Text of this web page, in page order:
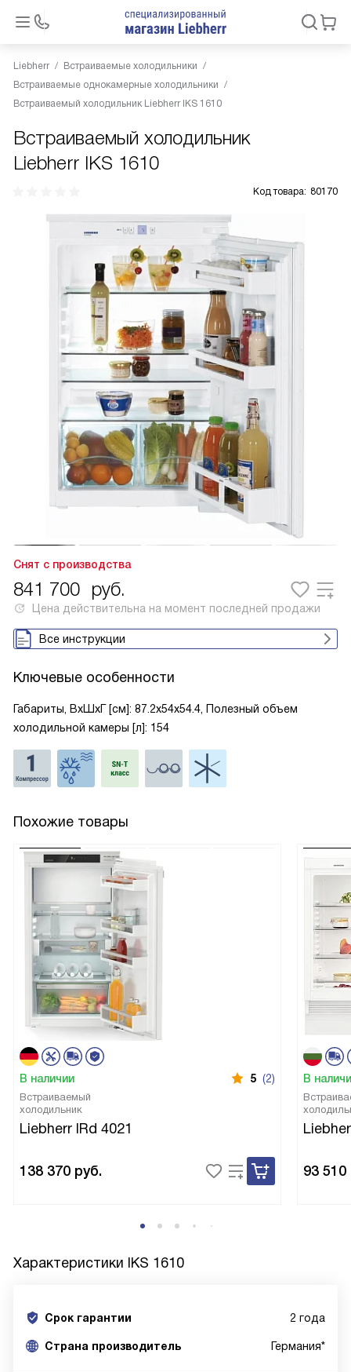
Liebherr
Встраиваемые холодильники
Встраиваемые однокамерные холодильники
Встраиваемый холодильник Liebherr IKS 1610
Встраиваемый холодильник
Liebherr IKS 1610
Код товара: 80170
Снят с производства
841 700 руб.
Цена действительна на момент последней продажи
Все инструкции
Ключевые особенности
Габариты, ВxШxГ [см]: 87.2x54x54.4, Полезный объем
холодильной камеры [л]: 154
Похожие товары
В наличии 5 (2)
Встраиваемый
холодильник
Liebherr IRd 4021
138 370 руб.
В
93 510
Характеристики IKS 1610
Срок гарантии 2 года
Cтрана производитель Германия*